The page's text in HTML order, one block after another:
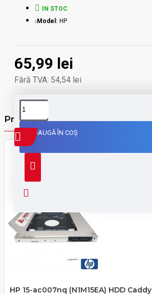
65,99 lei
Fără TVA: 54,54 lei
IN STOC
Model: HP
ADAUGĂ ÎN COŞ
Produse din aceiasi categorie
HP 15-ac007nq (N1M15EA) HDD Caddy